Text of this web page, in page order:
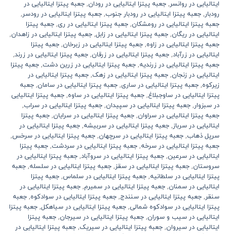
ایتالیایی در روانسر, جعبه پیتزا ایتالیایی در رودان, جعبه پیتزا ایتالیایی در
رودبار, جعبه پیتزا ایتالیایی در رودبار جنوب, جعبه پیتزا ایتالیایی در رودسر,
جعبه پیتزا ایتالیایی در رومشکان, جعبه پیتزا ایتالیایی در ری, جعبه پیتزا
ایتالیایی در ریگان, جعبه پیتزا ایتالیایی در زابل, جعبه پیتزا ایتالیایی در زاهدان,
جعبه پیتزا ایتالیایی در زاوه, جعبه پیتزا ایتالیایی در زبرخان, جعبه پیتزا
ایتالیایی در زرآباد, جعبه پیتزا ایتالیایی در زرقان, جعبه پیتزا ایتالیایی در زرند,
جعبه پیتزا ایتالیایی در زرندیه, جعبه پیتزا ایتالیایی در زرین دشت, جعبه پیتزا
ایتالیایی در زنجان, جعبه پیتزا ایتالیایی در زهک, جعبه پیتزا ایتالیایی در
زیرکوه, جعبه پیتزا ایتالیایی در ساری, جعبه پیتزا ایتالیایی در سامان, جعبه
پیتزا ایتالیایی در ساوجبلاغ, جعبه پیتزا ایتالیایی در ساوه, جعبه پیتزا ایتالیایی
در سبزوار, جعبه پیتزا ایتالیایی در سپیدان, جعبه پیتزا ایتالیایی در سراب,
جعبه پیتزا ایتالیایی در سراوان, جعبه پیتزا ایتالیایی در سرایان, جعبه پیتزا
ایتالیایی در سرباز, جعبه پیتزا ایتالیایی در سربیشه, جعبه پیتزا ایتالیایی در
سرپل ذهاب, جعبه پیتزا ایتالیایی در سرچهان, جعبه پیتزا ایتالیایی در سرخس,
جعبه پیتزا ایتالیایی در سرخه, جعبه پیتزا ایتالیایی در سردشت, جعبه پیتزا
ایتالیایی در سرعین, جعبه پیتزا ایتالیایی در سروآباد, جعبه پیتزا ایتالیایی در
سروستان, جعبه پیتزا ایتالیایی در سقز, جعبه پیتزا ایتالیایی در سلسله, جعبه
پیتزا ایتالیایی در سلطانیه, جعبه پیتزا ایتالیایی در سلماس, جعبه پیتزا
ایتالیایی در سمنان, جعبه پیتزا ایتالیایی در سمیرم, جعبه پیتزا ایتالیایی در
سنقر, جعبه پیتزا ایتالیایی در سنندج, جعبه پیتزا ایتالیایی در سوادکوه, جعبه
پیتزا ایتالیایی در سوادکوه شمالی, جعبه پیتزا ایتالیایی در سیاهکل, جعبه پیتزا
ایتالیایی در سیب و سوران, جعبه پیتزا ایتالیایی در سیرجان, جعبه پیتزا
ایتالیایی در سیروان, جعبه پیتزا ایتالیایی در سیریک, جعبه پیتزا ایتالیایی در